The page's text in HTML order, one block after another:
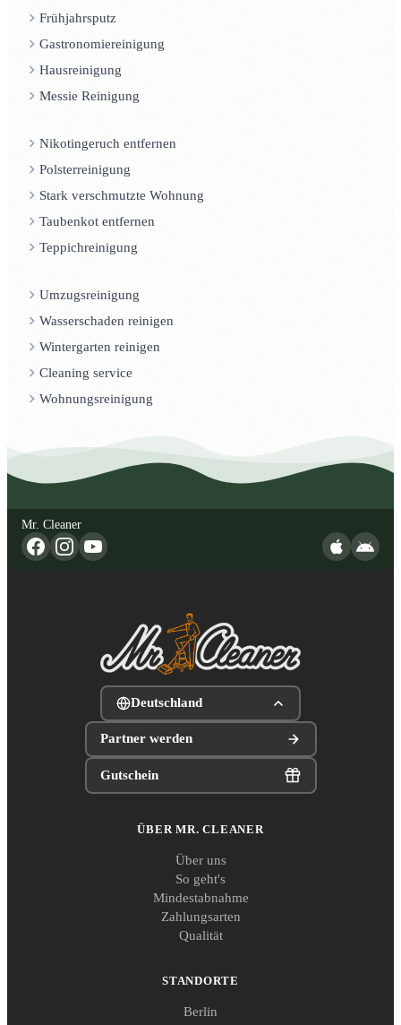
Frühjahrsputz
Gastronomiereinigung
Hausreinigung
Messie Reinigung
Nikotingeruch entfernen
Polsterreinigung
Stark verschmutzte Wohnung
Taubenkot entfernen
Teppichreinigung
Umzugsreinigung
Wasserschaden reinigen
Wintergarten reinigen
Cleaning service
Wohnungsreinigung
Mr. Cleaner
Deutschland
Partner werden
Gutschein
ÜBER MR. CLEANER
Über uns
So geht's
Mindestabnahme
Zahlungsarten
Qualität
STANDORTE
Berlin